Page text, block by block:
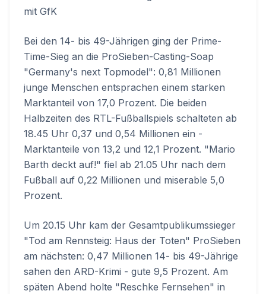
mit GfK
Bei den 14- bis 49-Jährigen ging der Prime-
Time-Sieg an die ProSieben-Casting-Soap
"Germany's next Topmodel": 0,81 Millionen
junge Menschen entsprachen einem starken
Marktanteil von 17,0 Prozent. Die beiden
Halbzeiten des RTL-Fußballspiels schalteten ab
18.45 Uhr 0,37 und 0,54 Millionen ein -
Marktanteile von 13,2 und 12,1 Prozent. "Mario
Barth deckt auf!" fiel ab 21.05 Uhr nach dem
Fußball auf 0,22 Millionen und miserable 5,0
Prozent.
Um 20.15 Uhr kam der Gesamtpublikumssieger
"Tod am Rennsteig: Haus der Toten" ProSieben
am nächsten: 0,47 Millionen 14- bis 49-Jährige
sahen den ARD-Krimi - gute 9,5 Prozent. Am
späten Abend holte "Reschke Fernsehen" in